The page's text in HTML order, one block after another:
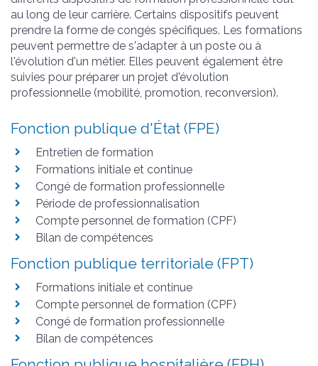
au long de leur carrière. Certains dispositifs peuvent
prendre la forme de congés spécifiques. Les formations
peuvent permettre de s'adapter à un poste ou à
l'évolution d'un métier. Elles peuvent également être
suivies pour préparer un projet d'évolution
professionnelle (mobilité, promotion, reconversion).
Fonction publique d'État (FPE)
Entretien de formation
Formations initiale et continue
Congé de formation professionnelle
Période de professionnalisation
Compte personnel de formation (CPF)
Bilan de compétences
Fonction publique territoriale (FPT)
Formations initiale et continue
Compte personnel de formation (CPF)
Congé de formation professionnelle
Bilan de compétences